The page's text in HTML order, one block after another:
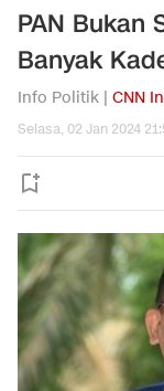
PAN Bukan
Banyak
Info Politik | CNN
Selasa, 02 Jan 2024